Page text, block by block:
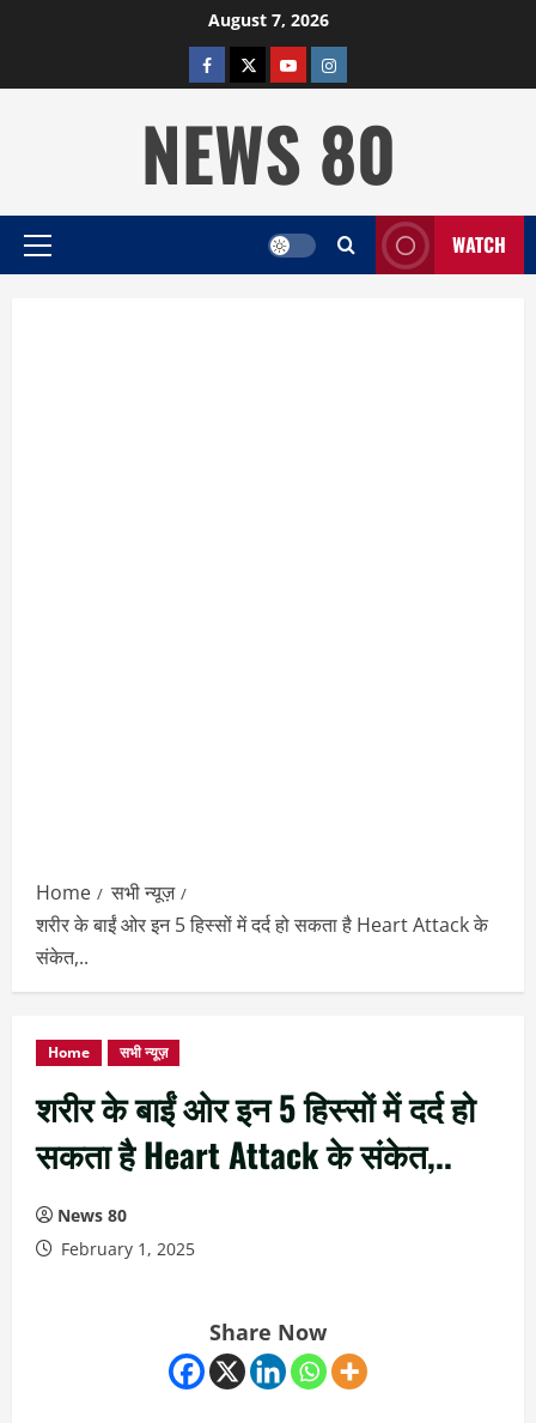
August 7, 2026
facebooktwitterYOUTUBE
instagram
NEWS 80
Primary
WATCH
Home
सभी न्यूज़
शरीर के बाईं ओर इन 5 हिस्सों में दर्द हो सकता है Heart Attack के
संकेत,..
Home सभी न्यूज़
शरीर के बाईं ओर इन 5 हिस्सों में दर्द हो
सकता है Heart Attack के संकेत,..
News 80
February 1, 2025
Share Now